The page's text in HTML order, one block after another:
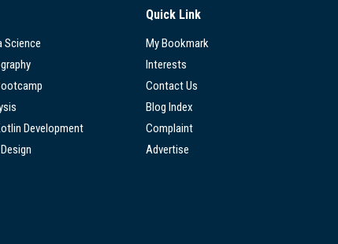
Science
Development
Quick Link
My Bookmark
Interests
Contact Us
Blog Index
Complaint
Advertise